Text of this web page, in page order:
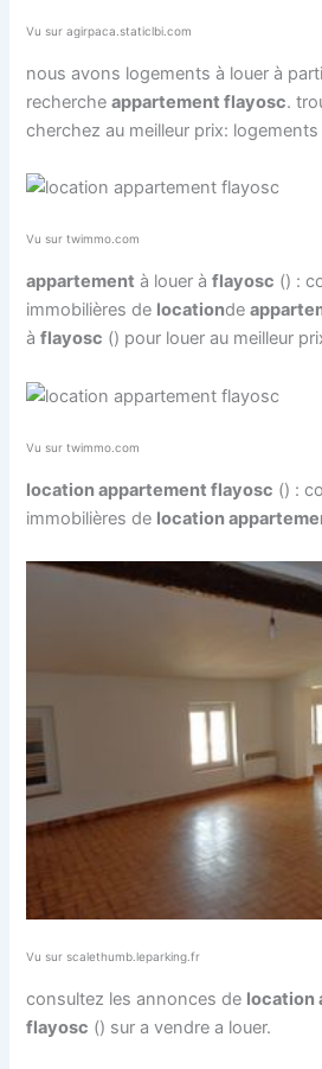
Vu sur agirpaca.staticlbi.com
nous avons logements à louer à
rechercheappartement flayosc.
cherchez au meilleur prix:
Vu sur twimmo.com
appartement à louer àflayosc () :
immobilières de locationde
àflayosc () pour louer au meilleur
Vu sur twimmo.com
location appartement flayosc () :
immobilières de location
Vu sur scalethumb.leparking.fr
consultez les annonces de location
flayosc () sur a vendre a louer.